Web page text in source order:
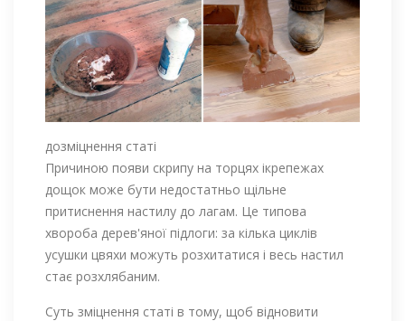
дозміцнення статі
Причиною появи скрипу на торцях ікрепежах
дощок може бути недостатньо щільне
притиснення настилу до лагам. Це типова
хвороба дерев'яної підлоги: за кілька циклів
усушки цвяхи можуть розхитатися і весь настил
стає розхлябаним.
Суть зміцнення статі в тому, щоб відновити